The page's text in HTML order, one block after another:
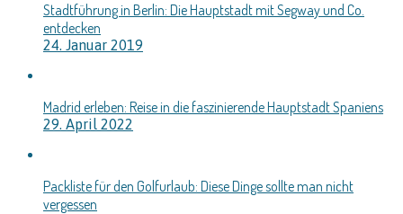
Stadtführung in Berlin: Die Hauptstadt mit Segway und Co.
entdecken
24. Januar 2019
Madrid erleben: Reise in die faszinierende Hauptstadt Spaniens
29. April 2022
Packliste für den Golfurlaub: Diese Dinge sollte man nicht
vergessen